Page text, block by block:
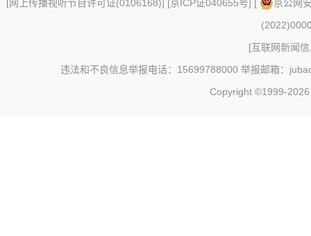
网上传播视听节目许可证(0106168) 京ICP证040655号
京公网
[互联网新闻
违法和不良信息举报电话：15699788000 举报邮箱：
Copyright ©1999-